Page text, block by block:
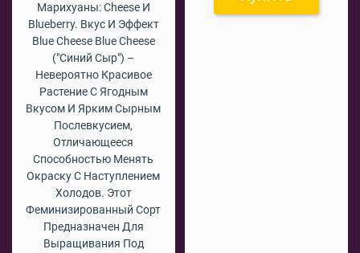
Марихуаны: Cheese И
Blueberry. Вкус И Эффект
Blue Cheese Blue Cheese
("Синий Сыр") –
Невероятно Красивое
Растение С Ягодным
Вкусом И Ярким Сырным
Послевкусием,
Отличающееся
Способностью Менять
Окраску С Наступлением
Холодов. Этот
Феминизированный Сорт
Предназначен Для
Выращивания Под